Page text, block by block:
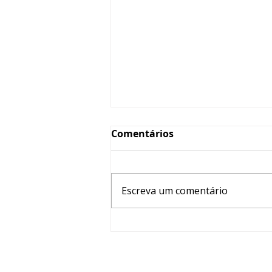
Comentários
Escreva um comentário